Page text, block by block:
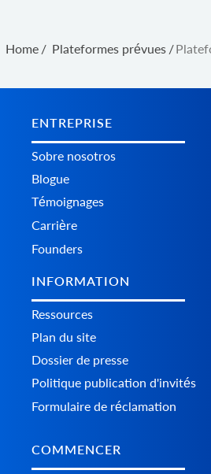
Home / Plateformes prévues /
ENTREPRISE
Sobre nosotros
Blogue
Témoignages
Carrière
Founders
INFORMATION
Ressources
Plan du site
Dossier de presse
Politique publication d'invités
Formulaire de réclamation
COMMENCER